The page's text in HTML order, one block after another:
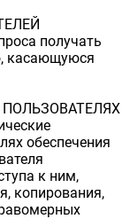
получать
касающуюся
обеспечения
к ним,
копирования,